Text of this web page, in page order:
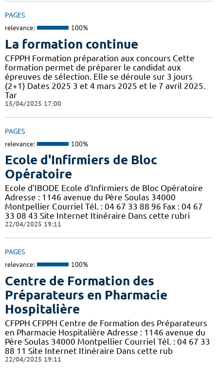
PAGES
relevance: 100%
La formation continue
CFPPH Formation préparation aux concours Cette
formation permet de préparer le candidat aux
épreuves de sélection. Elle se déroule sur 3 jours
(2+1) Dates 2025 3 et 4 mars 2025 et le 7 avril 2025.
Tar
15/04/2025 17:00
PAGES
relevance: 100%
Ecole d'Infirmiers de Bloc
Opératoire
Ecole d'IBODE Ecole d'Infirmiers de Bloc Opératoire
Adresse : 1146 avenue du Père Soulas 34000
Montpellier Courriel Tél. : 04 67 33 88 96 Fax : 04 67
33 08 43 Site Internet Itinéraire Dans cette rubri
22/04/2025 19:11
PAGES
relevance: 100%
Centre de Formation des
Préparateurs en Pharmacie
Hospitalière
CFPPH CFPPH Centre de Formation des Préparateurs
en Pharmacie Hospitalière Adresse : 1146 avenue du
Père Soulas 34000 Montpellier Courriel Tél. : 04 67 33
88 11 Site Internet Itinéraire Dans cette rub
22/04/2025 19:11